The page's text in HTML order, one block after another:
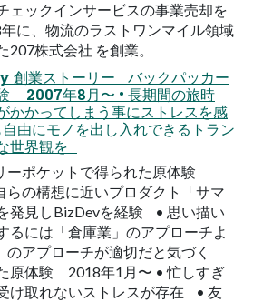
ェックインサービスの事業売却を
に、物流のラストワンマイル領域
207株式会社 を創業。
業ストーリー バックパッカー
2007年8月〜 • 長期間の旅時
かかってしまう事にストレスを感
由にモノを出し入れできるトラン
世界観を
ポケットで得られた原体験
らの構想に近いプロダクト「サマ
発見しBizDevを経験 • 思い描い
るには「倉庫業」のアプローチよ
アプローチが適切だと気づく
原体験 2018年1月〜 • 忙しすぎ
け取れないストレスが存在 • 友